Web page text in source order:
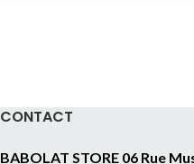
CONTACT
BABOLAT STORE 06 Rue